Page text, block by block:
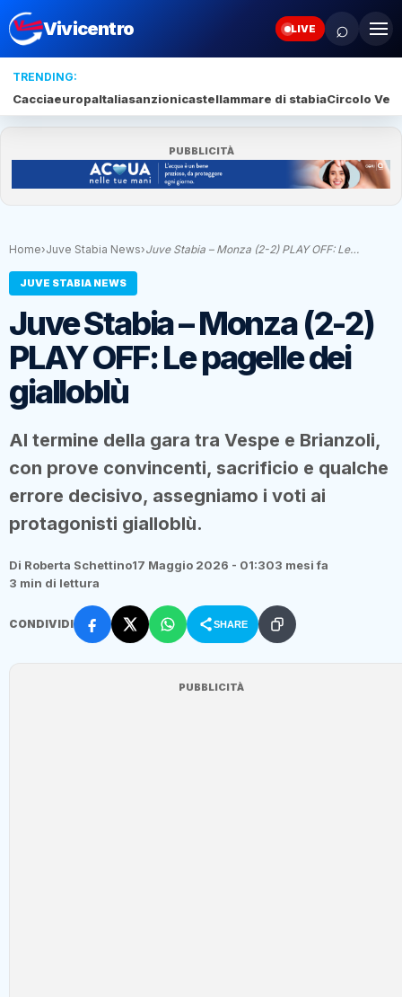
Vivicentro LIVE ⌕
TRENDING:
CacciaeuropaItaliasanzionicastellammare di stabiaCircolo
PUBBLICITÀ
Home›Juve Stabia News›Juve Stabia – Monza (2-2) PLAY OFF: Le…
JUVE STABIA NEWS
Juve Stabia – Monza (2-2)
PLAY OFF: Le pagelle dei
gialloblù
Al termine della gara tra Vespe e Brianzoli,
con prove convincenti, sacrificio e qualche
errore decisivo, assegniamo i voti ai
protagonisti gialloblù.
Di Roberta Schettino17 Maggio 2026 - 01:303 mesi fa
3 min di lettura
CONDIVIDI SHARE
PUBBLICITÀ